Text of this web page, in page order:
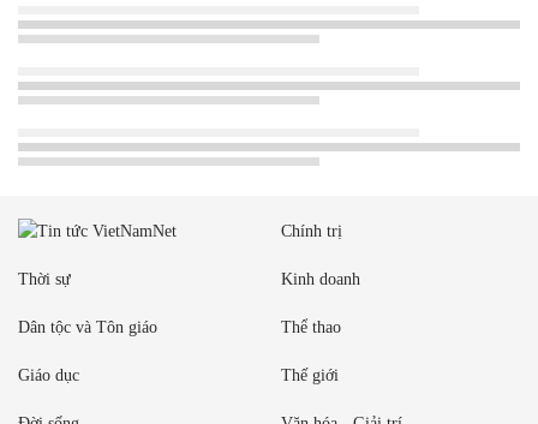
Chính trị
Thời sự Kinh doanh
Dân tộc và Tôn giáo Thể thao
Giáo dục Thế giới